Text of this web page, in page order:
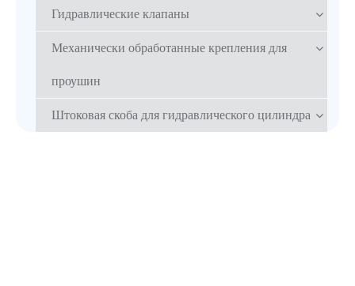
Гидравлические клапаны
Механически обработанные крепления для
проушин
Штоковая скоба для гидравлического цилиндра